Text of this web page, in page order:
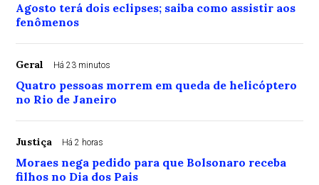
Agosto terá dois eclipses; saiba como assistir aos
fenômenos
Geral Há 23 minutos
Quatro pessoas morrem em queda de helicóptero
no Rio de Janeiro
Justiça Há 2 horas
Moraes nega pedido para que Bolsonaro receba
filhos no Dia dos Pais